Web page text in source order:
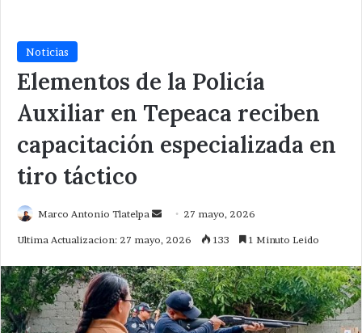
Noticias
Elementos de la Policía
Auxiliar en Tepeaca reciben
capacitación especializada en
tiro táctico
Marco Antonio Tlatelpa
Send 27 mayo, 2026
Ultima Actualizacion: 27 mayo, 2026 133 1 Minuto Leido